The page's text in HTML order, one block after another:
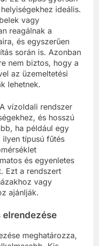
ideális.
vagy
reagálnak a
és egyszerűen
során is. Azonban
nem biztos, hogy a
az üzemeltetési
lehetnek.
vízoldali rendszer
és hosszú
ha például egy
típusú fűtés
és egyenletes
Ezt a rendszert
vagy
ajánlják.
elrendezése
meghatározza,